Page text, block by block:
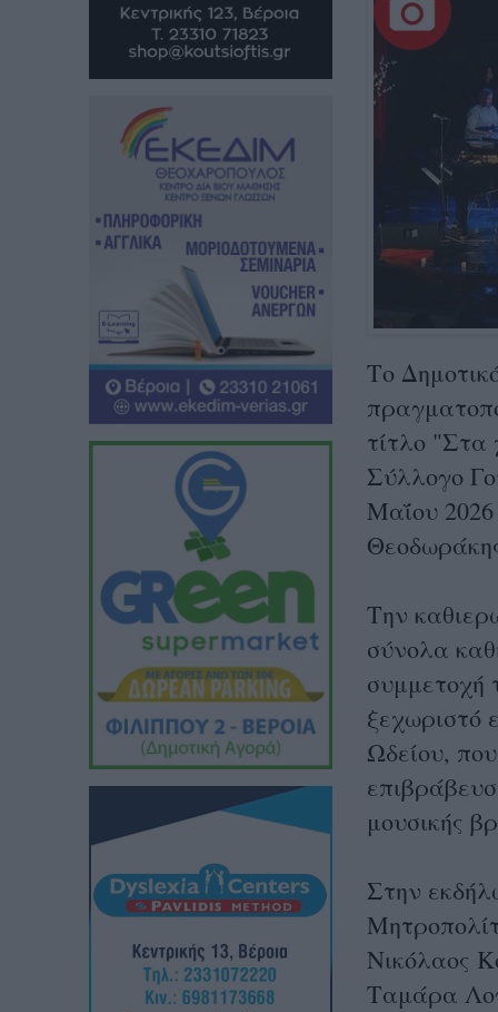
Το
τίτλο "Στα
Σύλλογο
Μαΐου
Την
σύνολα
συμμετοχή
ξεχωριστό
Ωδείου,
μουσικής
Στην
Νικόλαος
Ταμάρα